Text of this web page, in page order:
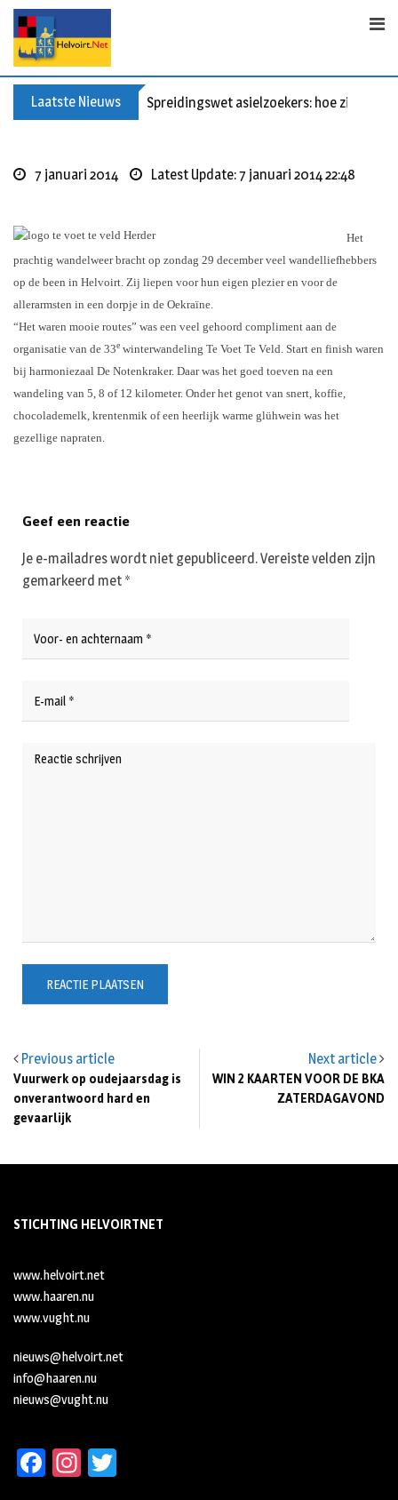
Skip
content
Laatste Nieuws Spreidingswet asielzoekers: hoe zit dat?
7 januari 2014 Latest Update: 7 januari 2014 22:48
Het
prachtig wandelweer bracht op zondag 29 december veel wandelliefhebbers
op de been in Helvoirt. Zij liepen voor hun eigen plezier en voor de
allerarmsten in een dorpje in de Oekraïne.
“Het waren mooie routes” was een veel gehoord compliment aan de
organisatie van de 33e winterwandeling Te Voet Te Veld. Start en finish waren
bij harmoniezaal De Notenkraker. Daar was het goed toeven na een
wandeling van 5, 8 of 12 kilometer. Onder het genot van snert, koffie,
chocolademelk, krentenmik of een heerlijk warme glühwein was het
gezellige napraten.
Previous article
Vuurwerk op oudejaarsdag is
onverantwoord hard en
gevaarlijk
Next article
WIN 2 KAARTEN VOOR DE BKA
ZATERDAGAVOND
Geef een reactie
Je e-mailadres wordt niet gepubliceerd.Vereiste velden zijn
gemarkeerd met *
STICHTING HELVOIRTNET
www.helvoirt.net
www.haaren.nu
www.vught.nu
nieuws@helvoirt.net
info@haaren.nu
nieuws@vught.nu
Fa In